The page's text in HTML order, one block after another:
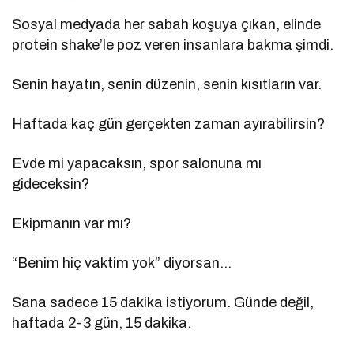
Sosyal medyada her sabah koşuya çıkan, elinde
protein shake’le poz veren insanlara bakma şimdi.
Senin hayatın, senin düzenin, senin kısıtların var.
Haftada kaç gün gerçekten zaman ayırabilirsin?
Evde mi yapacaksın, spor salonuna mı
gideceksin?
Ekipmanın var mı?
“Benim hiç vaktim yok” diyorsan…
Sana sadece 15 dakika istiyorum. Günde değil,
haftada 2-3 gün, 15 dakika.